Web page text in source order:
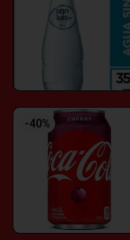
-40%